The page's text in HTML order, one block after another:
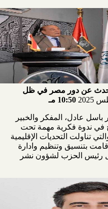
عن دور مصر في ظل
10:50 مـ
عادل، المفكر والخبير
في ندوة فكرية مهمة تحت
تناولت التحديات الإقليمية
بتنسيق وتنظيم وادارة
رئيس الحزب لشؤون نشر